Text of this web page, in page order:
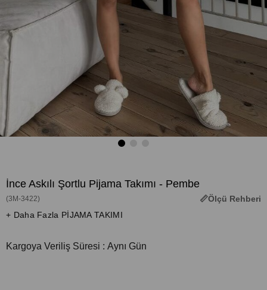
İnce Askılı Şortlu Pijama Takımı - Pembe
(3M-3422)
Ölçü Rehberi
+ Daha Fazla PİJAMA TAKIMI
Kargoya Veriliş Süresi : Aynı Gün